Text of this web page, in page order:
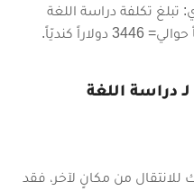
تبلغ تكلفة دراسة اللغة
دراسة اللغة
للانتقال من مكانٍ لآخر، فقد